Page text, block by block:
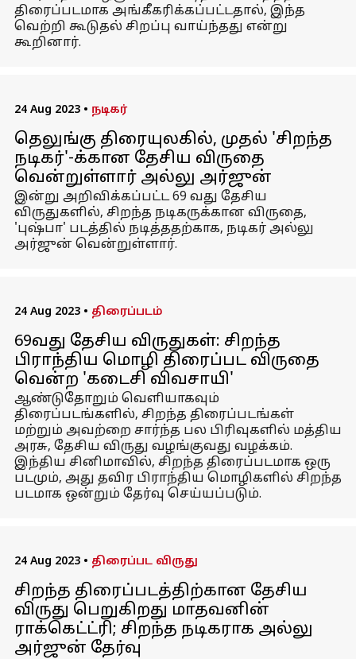
திரைப்படமாக அங்கீகரிக்கப்பட்டதால், இந்த
வெற்றி கூடுதல் சிறப்பு வாய்ந்தது என்று
கூறினார்.
24 Aug 2023 • நடிகர்
தெலுங்கு திரையுலகில், முதல் 'சிறந்த
நடிகர்'-க்கான தேசிய விருதை
வென்றுள்ளார் அல்லு அர்ஜுன்
இன்று அறிவிக்கப்பட்ட 69 வது தேசிய
விருதுகளில், சிறந்த நடிகருக்கான விருதை,
'புஷ்பா' படத்தில் நடித்ததற்காக, நடிகர் அல்லு
அர்ஜுன் வென்றுள்ளார்.
24 Aug 2023 • திரைப்படம்
69வது தேசிய விருதுகள்: சிறந்த
பிராந்திய மொழி திரைப்பட விருதை
வென்ற 'கடைசி விவசாயி'
ஆண்டுதோறும் வெளியாகவும்
திரைப்படங்களில், சிறந்த திரைப்படங்கள்
மற்றும் அவற்றை சார்ந்த பல பிரிவுகளில் மத்திய
அரசு, தேசிய விருது வழங்குவது வழக்கம்.
இந்திய சினிமாவில், சிறந்த திரைப்படமாக ஒரு
படமும், அது தவிர பிராந்திய மொழிகளில் சிறந்த
படமாக ஒன்றும் தேர்வு செய்யப்படும்.
24 Aug 2023 • திரைப்பட விருது
சிறந்த திரைப்படத்திற்கான தேசிய
விருது பெறுகிறது மாதவனின்
ராக்கெட்ட்ரி; சிறந்த நடிகராக அல்லு
அர்ஜுன் தேர்வு